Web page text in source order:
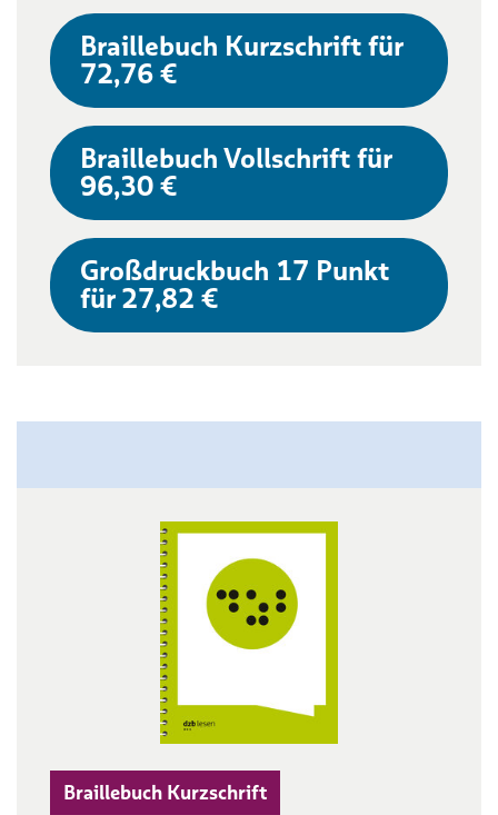
Braillebuch Kurzschrift für
72,76 €
Braillebuch Vollschrift für
96,30 €
Großdruckbuch 17 Punkt
für 27,82 €
Braillebuch Kurzschrift